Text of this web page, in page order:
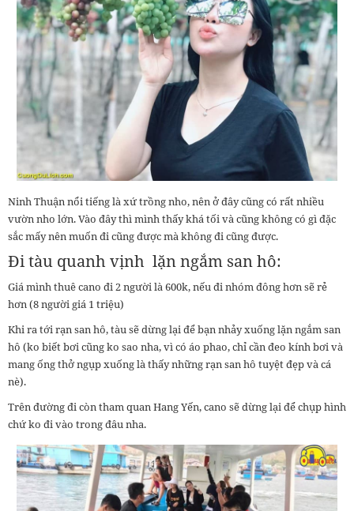
Ninh Thuận nổi tiếng là xứ trồng nho, nên ở đây cũng có rất nhiều
vườn nho lớn. Vào đây thì mình thấy khá tối và cũng không có gì đặc
sắc mấy nên muốn đi cũng được mà không đi cũng được.
Đi tàu quanh vịnh lặn ngắm san hô:
Giá mình thuê cano đi 2 người là 600k, nếu đi nhóm đông hơn sẽ rẻ
hơn (8 người giá 1 triệu)
Khi ra tới rạn san hô, tàu sẽ dừng lại để bạn nhảy xuống lặn ngắm san
hô (ko biết bơi cũng ko sao nha, vì có áo phao, chỉ cần đeo kính bơi và
mang ống thở ngụp xuống là thấy những rạn san hô tuyệt đẹp và cá
nè).
Trên đường đi còn tham quan Hang Yến, cano sẽ dừng lại để chụp hình
chứ ko đi vào trong đâu nha.